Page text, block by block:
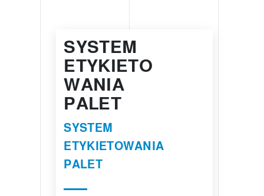
SYSTEM
ETYKIETO
WANIA
PALET
SYSTEM
ETYKIETOWANIA
PALET